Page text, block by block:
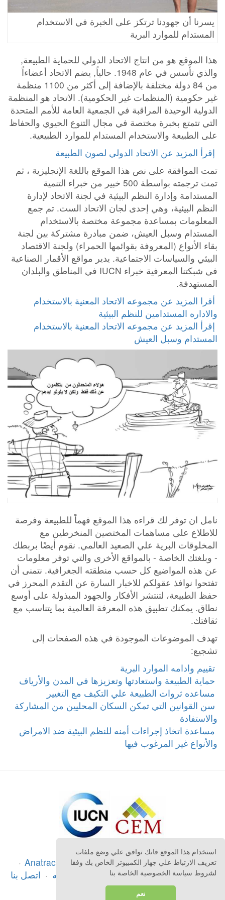
استخدام هذا الموقع فانك توافق علي وضع ملفات
تعريف الارتباط علي جهاز الكمبيوتر الخاص بك وفقا
لشروط سياسة الخصوصية الخاصة بنا
نعم
يسرنا أن جهودنا ترتكز على الخبرة في الاستخدام
المستدام للموارد البرية
هذا الموقع هو من انتاج الاتحاد الدولي للحماية الطبيعة,
والذي تأسس في عام 1948. حالياً, يضم الاتحاد أعضاءاً
من 84 دولة مختلفة بالإضافة إلى أكثر من 1100 منظمة
غير حكومية (المنظمات غير الحكومية). الاتحاد هو المنظمة
الدولية الوحيدة المراقبة في الجمعية العامة للأمم المتحدة
التي تتمتع بخبرة مختصة في مجال التنوع الحيوي والحفاظ
على الطبيعة والاستخدام المستدام للموارد الطبيعية.
تمت الموافقة على نص هذا الموقع باللغة الإنجليزية ، ثم
تمت ترجمته بواسطة 500 خبير من خبراء التنمية
المستدامة وإدارة النظم البيئية في لجنة الاتحاد لإدارة
النظم البيئية، وهي إحدى لجان الاتحاد الست. تم جمع
المعلومات بمساعدة مجموعة مختصة بالاستخدام
المستدام وسبل العيش، ضمن مبادرة مشتركة بين لجنة
بقاء الأنواع (المعروفة بقوائمها الحمراء) ولجنة الاقتصاد
البيئي والسياسات الاجتماعية. يدير مواقع الأقمار الصناعية
في شبكتنا المعرفية خبراء IUCN في المناطق والبلدان
المستهدفة.
‎ أقرا المزيد عن مجموعه الاتحاد المعنية بالاستخدام
والاداره المستدامين للنظم البيئية
‎ إقرأ المزيد عن مجموعه الاتحاد المعنية بالاستخدام
المستدام وسبل العيش
نامل ان توفر لك قراءه هذا الموقع فهماً للطبيعة وفرصة
للاطلاع على مساهمات المختصين المنخرطين مع
المخلوقات البرية علي الصعيد العالمي. نقوم أيضًا بربطك
- وبلغتك الخاصة - بالمواقع الأخرى والتي توفر معلومات
عن هذه المواضيع كل حسب منطقته الجغرافية. نتمنى أن
تفتحوا نوافذ عقولكم للاخبار السارة عن التقدم المحرز في
حفظ الطبيعة، لتنتشر الأفكار والجهود المبذولة على أوسع
نطاق. يمكنك تطبيق هذه المعرفة العالمية بما يتناسب مع
ثقافتك.
تهدف الموضوعات الموجودة في هذه الصفحات إلى
تشجيع:
‎ سن القوانين التي تمكن السكان المحليين من المشاركة
والاستفادة
‎ مساعدة اتخاذ إجراءات أمنه للنظم البيئية ضد الامراض
والأنواع غير المرغوب فيها
حقوق الطبع او النشر©
Anatrack Ltd 2026
·
الاحكام والشروط · سياسه الخصوصيه · اتصل بنا
· العودة إلى الأعلى